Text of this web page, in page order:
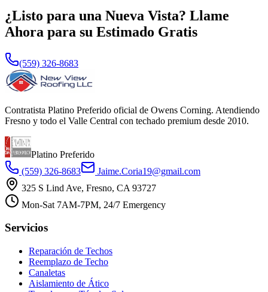
¿Listo para una Nueva Vista? Llame
Ahora para su Estimado Gratis
(559) 326-8683
Contratista Platino Preferido oficial de Owens Corning. Atendiendo
Fresno y todo el Valle Central con techado premium desde 2010.
Platino Preferido
(559) 326-8683
Jaime.Coria19@gmail.com
325 S Lind Ave, Fresno, CA 93727
Mon-Sat 7AM-7PM, 24/7 Emergency
Servicios
Reparación de Techos
Reemplazo de Techo
Canaletas
Aislamiento de Ático